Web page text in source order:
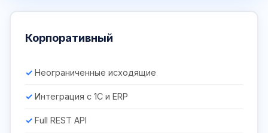
Корпоративный
Неограниченные исходящие
Интеграция с 1С и ERP
Full REST API